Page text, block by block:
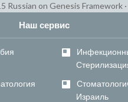
Russian on Genesis Framework·
Наш сервис
Израиль